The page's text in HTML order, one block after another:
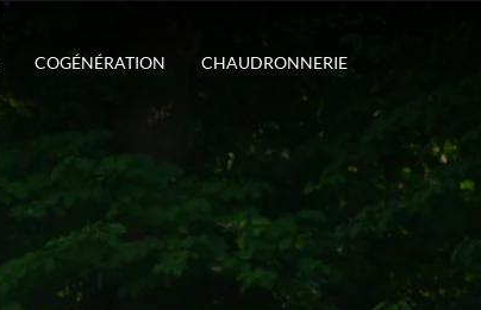
COGÉNÉRATION CHAUDRONNERIE